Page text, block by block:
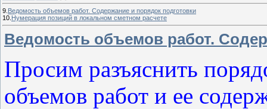
9. Ведомость объемов работ. Содержание и порядок подготовки
10. Нумерация позиций в локальном сметном расчете
Ведомость объемов работ.
Просим разъяснить
объемов работ и ее